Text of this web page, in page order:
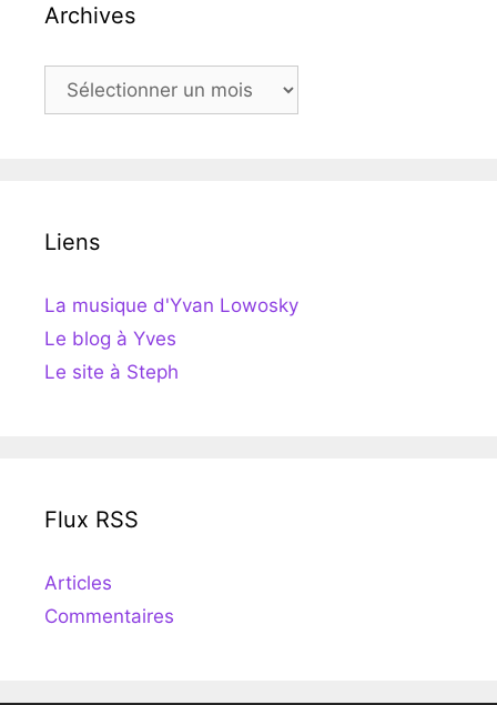
Archives
Archives
Liens
La musique d'Yvan Lowosky
Le blog à Yves
Le site à Steph
Flux RSS
Articles
Commentaires